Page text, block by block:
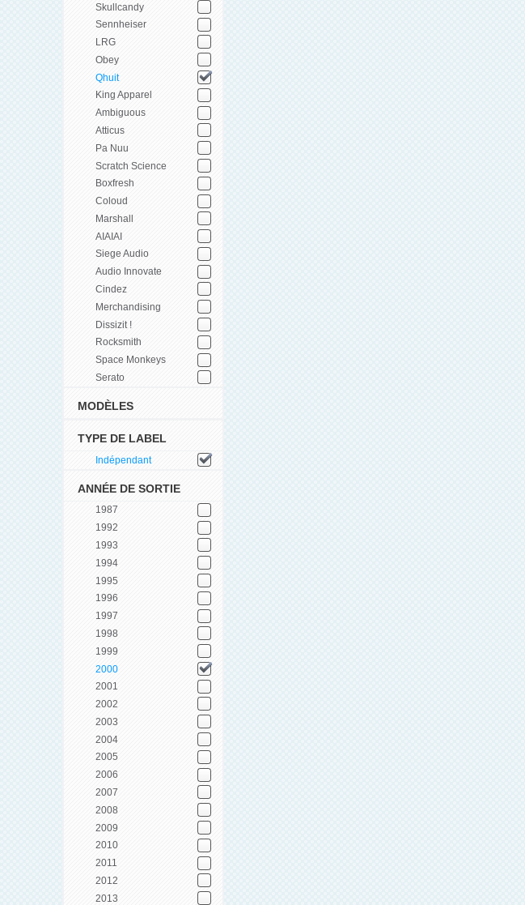
Skullcandy
Sennheiser
LRG
Obey
Qhuit
King Apparel
Ambiguous
Atticus
Pa Nuu
Scratch Science
Boxfresh
Coloud
Marshall
AIAIAI
Siege Audio
Audio Innovate
Cindez
Merchandising
Dissizit !
Rocksmith
Space Monkeys
Serato
MODÈLES
TYPE DE LABEL
Indépendant
ANNÉE DE SORTIE
1987
1992
1993
1994
1995
1996
1997
1998
1999
2000
2001
2002
2003
2004
2005
2006
2007
2008
2009
2010
2011
2012
2013